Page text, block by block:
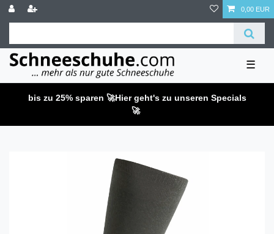
0,00 EUR
☰
bis zu 25% sparen 🚀Hier geht's zu unseren Specials
🚀